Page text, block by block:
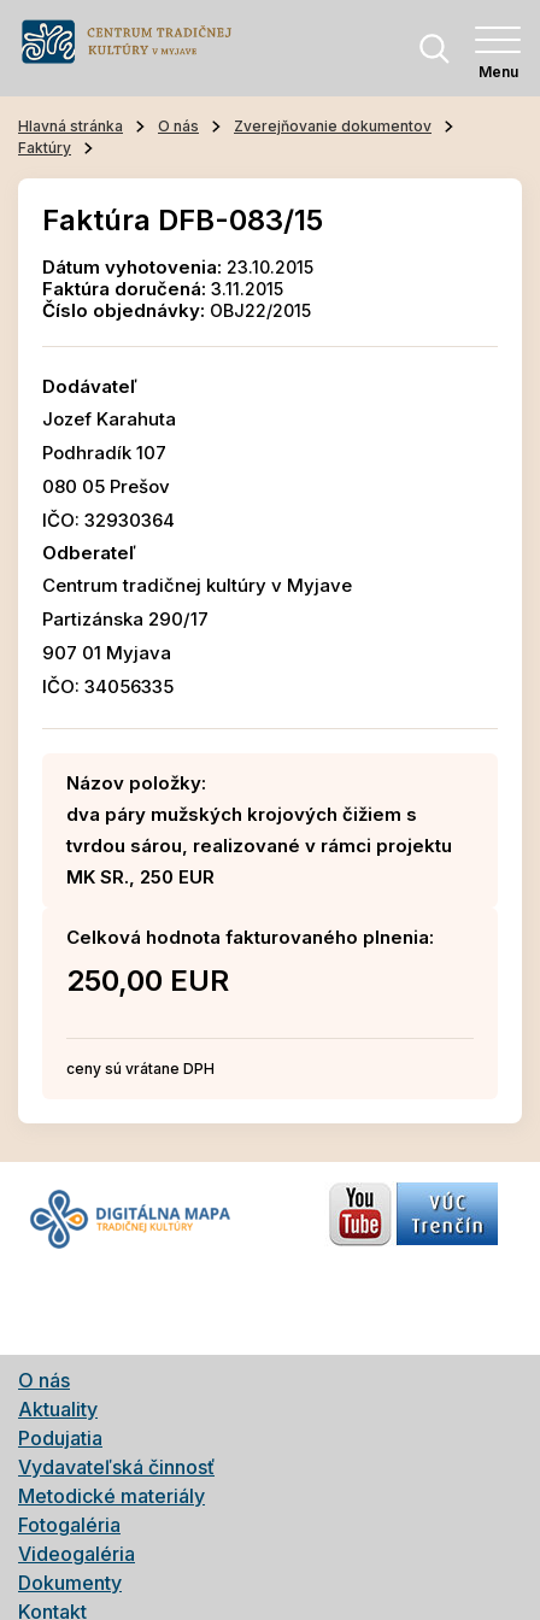
Menu
Hlavná stránka O nás
Zverejňovanie dokumentov
Faktúry
Faktúra DFB-083/15
Dátum vyhotovenia: 23.10.2015
Faktúra doručená: 3.11.2015
Číslo objednávky: OBJ22/2015
Dodávateľ
Jozef Karahuta
Podhradík 107
080 05 Prešov
IČO: 32930364
Odberateľ
Centrum tradičnej kultúry v Myjave
Partizánska 290/17
907 01 Myjava
IČO: 34056335
Názov položky:
dva páry mužských krojových čižiem s
tvrdou sárou, realizované v rámci projektu
MK SR., 250 EUR
Celková hodnota fakturovaného plnenia:
250,00 EUR
ceny sú vrátane DPH
O nás
Aktuality
Podujatia
Vydavateľská činnosť
Metodické materiály
Fotogaléria
Videogaléria
Dokumenty
Kontakt